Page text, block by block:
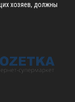
хозяев, должны